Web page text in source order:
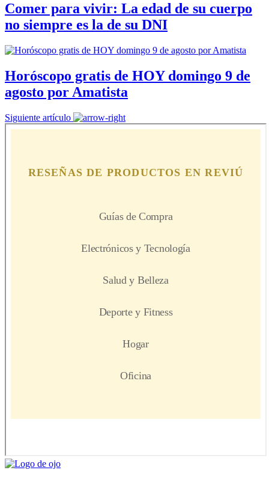
Comer para vivir: La edad de su cuerpo
no siempre es la de su DNI
Horóscopo gratis de HOY domingo 9 de
agosto por Amatista
Siguiente artículo